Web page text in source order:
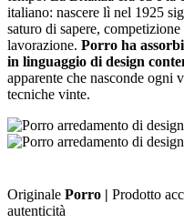
italiano: nascere lì nel 1925
saturo di sapere,
lavorazione. Porro ha
in linguaggio di design
apparente che nasconde ogni
tecniche vinte.
Originale Porro | Prodotto
autenticità